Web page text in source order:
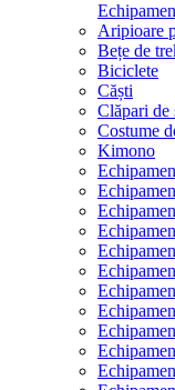
Aripioare
Bețe de
Biciclete
Căști
Clăpari de
Costume
Kimono